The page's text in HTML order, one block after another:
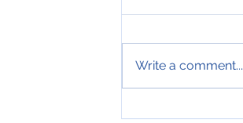
Write a comment...